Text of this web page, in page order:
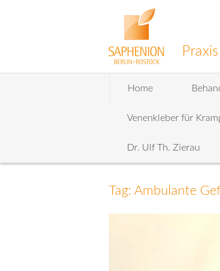
Home
Venenkleber für
Dr. Ulf Th. Zierau
Tag: Ambulante